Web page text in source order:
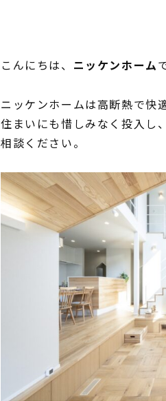
こんにちは、 ニッケンホーム
ニッケンホームは高断熱で快
住まいにも惜しみなく投入し
相談ください。